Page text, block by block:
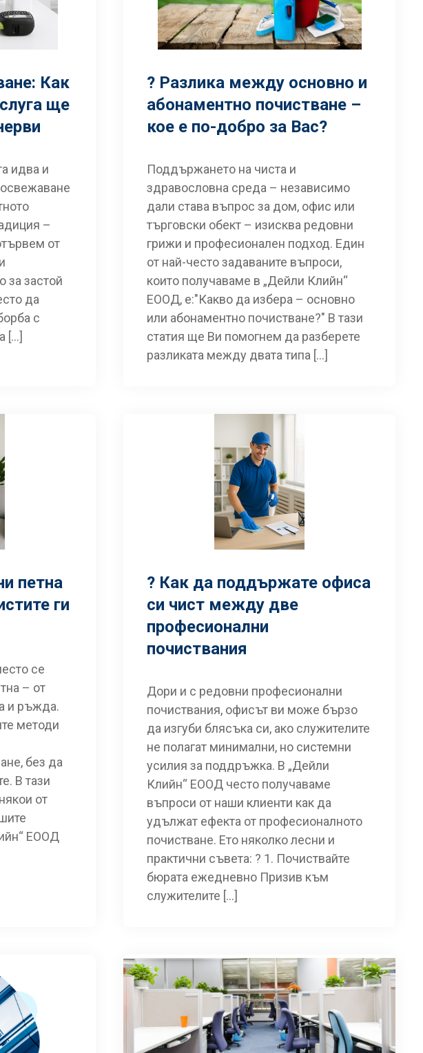
Как
ще
идва и
–
от
за застой
да
с
[…]
? Разлика между основно и
абонаментно почистване –
кое е по-добро за Вас?
Поддържането на чиста и
здравословна среда – независимо
дали става въпрос за дом, офис или
търговски обект – изисква редовни
грижи и професионален подход. Един
от най-често задаваните въпроси,
които получаваме в „Дейли Клийн“
ЕООД, е:"Какво да избера – основно
или абонаментно почистване?" В тази
статия ще Ви помогнем да разберете
разликата между двата типа […]
петна
ги
се
– от
и ръжда.
методи
без да
В тази
от
ЕООД
? Как да поддържате офиса
си чист между две
професионални
почиствания
Дори и с редовни професионални
почиствания, офисът ви може бързо
да изгуби блясъка си, ако служителите
не полагат минимални, но системни
усилия за поддръжка. В „Дейли
Клийн“ ЕООД често получаваме
въпроси от наши клиенти как да
удължат ефекта от професионалното
почистване. Ето няколко лесни и
практични съвета: ? 1. Почиствайте
бюрата ежедневно Призив към
служителите […]